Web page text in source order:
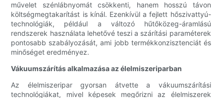
művelet szénlábnyomát csökkenti, hanem hosszú távon
költségmegtakarítást is kínál. Ezenkívül a fejlett hőszivattyú-
technológiák, például a változó hűtőközeg-áramlású
rendszerek használata lehetővé teszi a szárítási paraméterek
pontosabb szabályozását, ami jobb termékkonzisztenciát és
minőséget eredményez.
Vákuumszárítás alkalmazása az élelmiszeriparban
Az élelmiszeripar gyorsan átvette a vákuumszárítási
technológiákat, mivel képesek megőrizni az élelmiszerek